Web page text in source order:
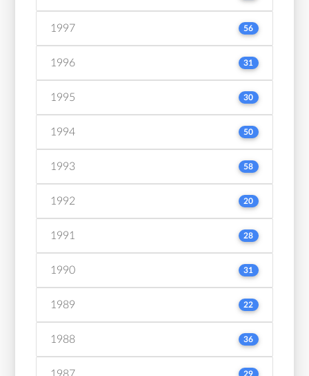
1997 56
1996 31
1995 30
1994 50
1993 58
1992 20
1991 28
1990 31
1989 22
1988 36
1987 29